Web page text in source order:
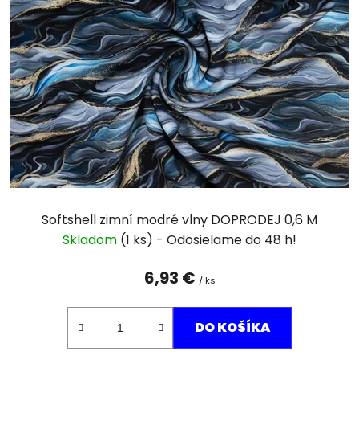
Softshell zimní modré vlny DOPRODEJ 0,6 M
Skladom (1 ks)
6,93 € / ks
DO KOŠÍKA